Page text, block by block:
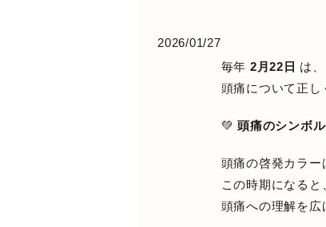
2026/01/27
毎年 2月22日 は
頭痛について正
💚 頭痛のシンボ
頭痛の啓発カラー
この時期になる
頭痛への理解を広